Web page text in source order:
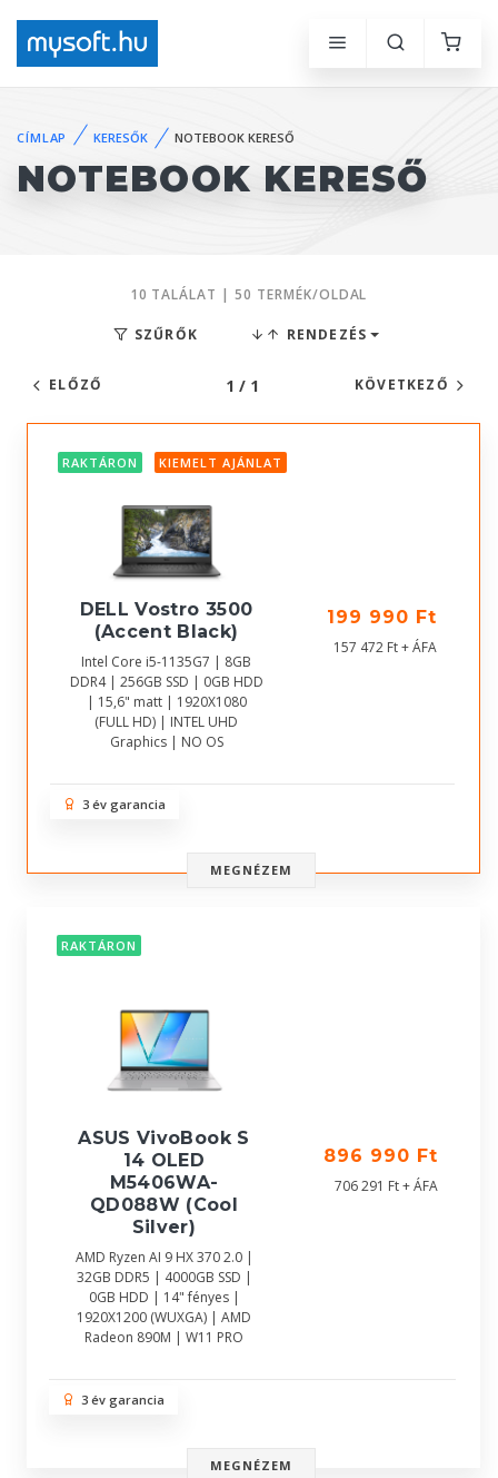
CÍMLAP KERESŐK NOTEBOOK KERESŐ
NOTEBOOK KERESŐ
10 TALÁLAT | 50 TERMÉK/OLDAL
SZŰRŐK RENDEZÉS
ELŐZŐ 1 / 1 KÖVETKEZŐ
RAKTÁRON KIEMELT AJÁNLAT
DELL Vostro 3500
(Accent Black)
Intel Core i5-1135G7 | 8GB
DDR4 | 256GB SSD | 0GB HDD
| 15,6" matt | 1920X1080
(FULL HD) | INTEL UHD
Graphics | NO OS
199 990 Ft
157 472 Ft + ÁFA
3 év garancia
MEGNÉZEM
RAKTÁRON
ASUS VivoBook S
14 OLED
M5406WA-
QD088W (Cool
Silver)
AMD Ryzen AI 9 HX 370 2.0 |
32GB DDR5 | 4000GB SSD |
0GB HDD | 14" fényes |
1920X1200 (WUXGA) | AMD
Radeon 890M | W11 PRO
896 990 Ft
706 291 Ft + ÁFA
3 év garancia
MEGNÉZEM